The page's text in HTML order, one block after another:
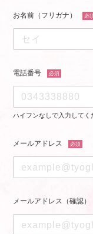
お名前（フリガナ） 必
電話番号 必須
ハイフンなしで入力してく
メールアドレス 必須
メールアドレス（確認）